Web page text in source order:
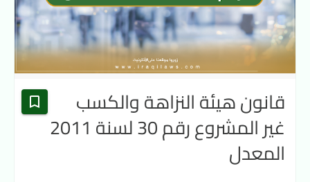
قانون هيئة النزاهة والكسب
غير المشروع رقم 30 لسنة 2011
المعدل